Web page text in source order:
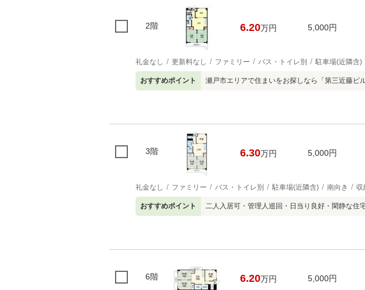
2階 6.20万円 5,000円
礼金なし 更新料なし ファミリー バス・トイレ別 駐車場(近隣含)
おすすめポイント 瀬戸市エリアで住まいをお探しなら「第三近藤ビル
3階 6.30万円 5,000円
礼金なし ファミリー バス・トイレ別 駐車場(近隣含) 南向き 収
おすすめポイント 二人入居可・管理人巡回・日当り良好・閑静な住
6階 6.20万円 5,000円